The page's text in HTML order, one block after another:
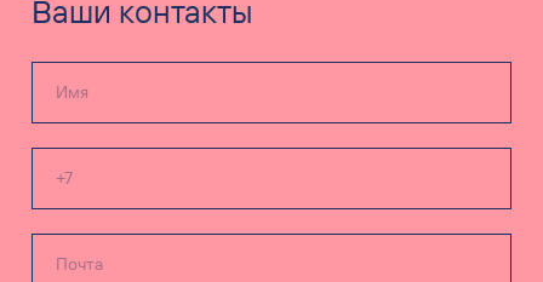
Ваши контакты